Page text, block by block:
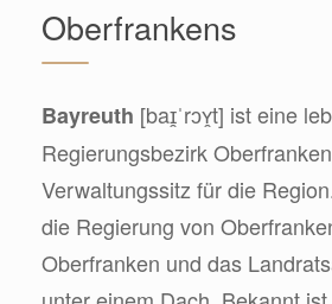
Oberfrankens
Bayreuth [baɪ̯ˈrɔʏ̯t] ist eine
Regierungsbezirk
Verwaltungssitz für die
die Regierung von
Oberfranken und das